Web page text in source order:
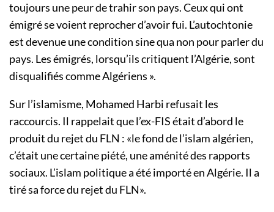
toujours une peur de trahir son pays. Ceux qui ont
émigré se voient reprocher d’avoir fui. L’autochtonie
est devenue une condition sine qua non pour parler du
pays. Les émigrés, lorsqu’ils critiquent l’Algérie, sont
disqualifiés comme Algériens ».
Sur l’islamisme, Mohamed Harbi refusait les
raccourcis. Il rappelait que l’ex-FIS était d’abord le
produit du rejet du FLN : «le fond de l’islam algérien,
c’était une certaine piété, une aménité des rapports
sociaux. L’islam politique a été importé en Algérie. Il a
tiré sa force du rejet du FLN».